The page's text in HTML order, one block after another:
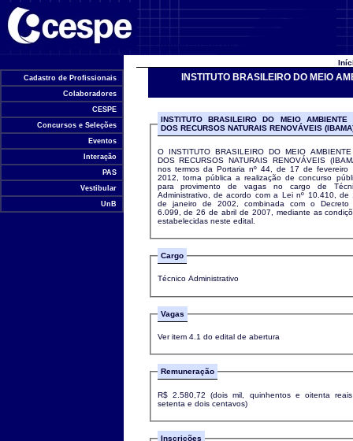
Cadastro de Profissionais
Colaboradores
CESPE
Concursos e Seleções
Eventos
Interação
PAS
Vestibular
UnB
INSTITUTO BRASILEIRO DO MEIO
INSTITUTO BRASILEIRO DO MEIO AMBIENTE
DOS RECURSOS NATURAIS RENOVÁVEIS
O INSTITUTO BRASILEIRO DO MEIO
DOS RECURSOS NATURAIS RENOVÁVEIS
nos termos da Portaria nº 44, de 17 de fevereiro
2012, torna pública a realização de concurso
para provimento de vagas no cargo de
Administrativo, de acordo com a Lei nº 10.410, de
de janeiro de 2002, combinada com o Decreto
6.099, de 26 de abril de 2007, mediante as
estabelecidas neste edital.
Cargo
Técnico Administrativo
Vagas
Ver item 4.1 do edital de abertura
Remuneração
R$ 2.580,72 (dois mil, quinhentos e oitenta
setenta e dois centavos)
Inscrições